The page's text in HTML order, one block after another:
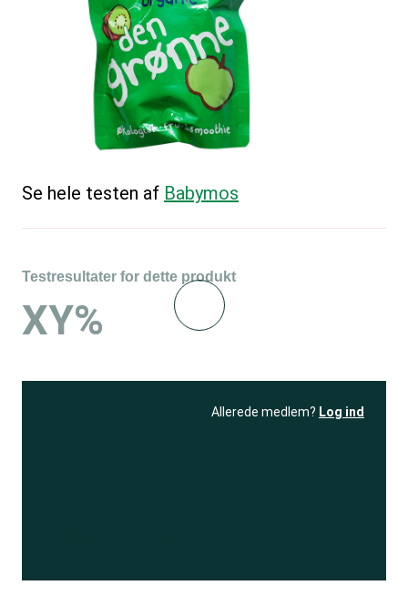
Se hele testen af Babymos
Testresultater for dette produkt
XY%
Allerede medlem? Log ind